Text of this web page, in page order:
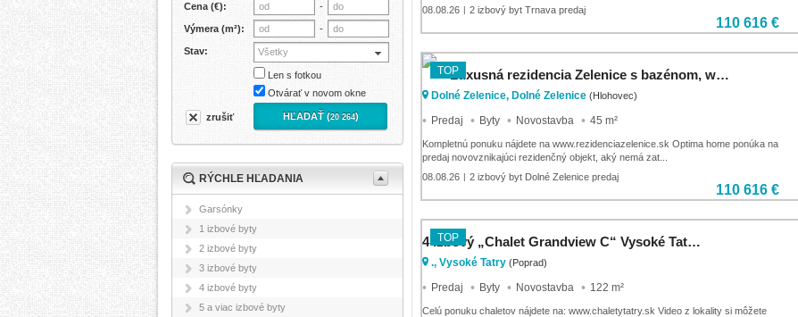
08.08.26 | 2 izbový byt Trnava predaj
110 616 €
TOP Luxusná rezidencia Zelenice s bazénom, wellness,15min od TT
Dolné Zelenice, Dolné Zelenice (Hlohovec)
Predaj Byty Novostavba 45 m²
Kompletnú ponuku nájdete na www.rezidenciazelenice.sk Optima home ponúka na
predaj novovznikajúci rezidenčný objekt, aký nemá zat...
08.08.26 | 2 izbový byt Dolné Zelenice predaj
110 616 €
TOP 4 izbový „Chalet Grandview C“ Vysoké Tatry - Stará Lesná , s 2 kúpeľňami a pozemkom o výmere 225 m2
., Vysoké Tatry (Poprad)
Predaj Byty Novostavba 122 m²
Celú ponuku chaletov nájdete na: www.chaletytatry.sk Video z lokality si môžete
Cena (€): -
Výmera (m²): -
Stav: Všetky
Len s fotkou
Otvárať v novom okne
zrušiť HĽADAŤ (20 264)
RÝCHLE HĽADANIA
Garsónky
1 izbové byty
2 izbové byty
3 izbové byty
4 izbové byty
5 a viac izbové byty